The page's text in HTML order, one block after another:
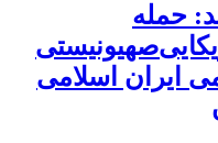
حمله
ایران اسلامی